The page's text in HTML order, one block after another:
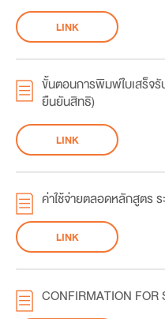
LINK
ขั้นตอนการพิมพ์ใบเสร็จ
ยืนยันสิทธิ)
LINK
ค่าใช้จ่ายตลอดหลักสูตร
LINK
CONFIRMATION FOR